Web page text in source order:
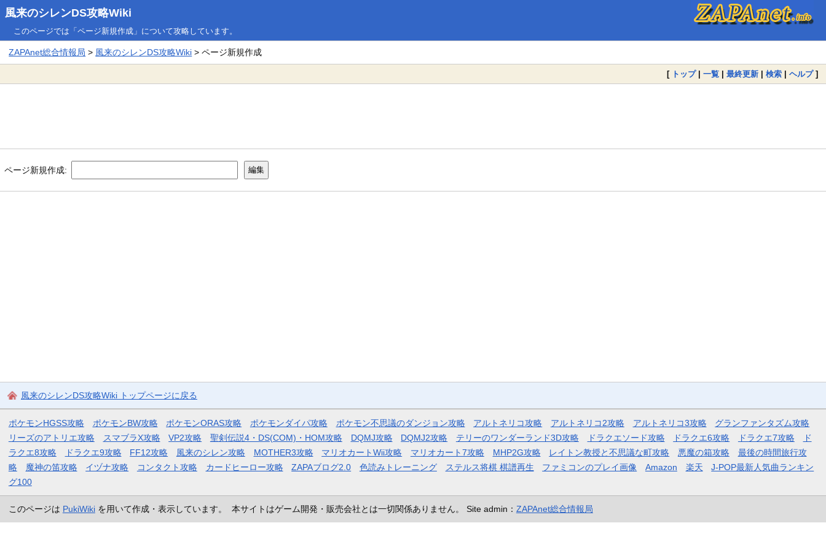
風来のシレンDS攻略Wiki
このページでは「ページ新規作成」について攻略しています。
ZAPAnet総合情報局 > 風来のシレンDS攻略Wiki > ページ新規作成
[ トップ| 一覧 | 最終更新 | 検索 | ヘルプ]
ページ新規作成:
風来のシレンDS攻略Wiki トップページに戻る
ポケモンHGSS攻略 ポケモンBW攻略 ポケモンORAS攻略 ポケモンダイパ攻略 ポケモン不思議のダンジョン攻略 アルトネリコ攻略 アルトネリコ2攻略 アルトネリコ3攻略
グランファンタズム攻略
リーズのアトリエ攻略
スマブラX攻略 VP2攻略 聖剣伝説4・DS(COM)・HOM攻略 DQMJ攻略 DQMJ2攻略 テリーのワンダーランド3D攻略 ドラクエソード攻略 ドラクエ6攻略 ドラクエ7攻略
ド
ラクエ8攻略
ドラクエ9攻略 FF12攻略 風来のシレン攻略 MOTHER3攻略 マリオカートWii攻略 マリオカート7攻略 MHP2G攻略 レイトン教授と不思議な町攻略 悪魔の箱攻略
最後の時間旅行攻
略
魔神の笛攻略 イヅナ攻略 コンタクト攻略 カードヒーロー攻略 ZAPAブログ2.0 色読みトレーニング ステルス将棋 棋譜再生 ファミコンのプレイ画像 Amazon 楽天
J-POP最新人気曲ランキン
グ100
このページは PukiWikiを用いて作成・表示しています。 本サイトはゲーム開発・販売会社とは一切関係ありません。 Site admin： ZAPAnet総合情報局